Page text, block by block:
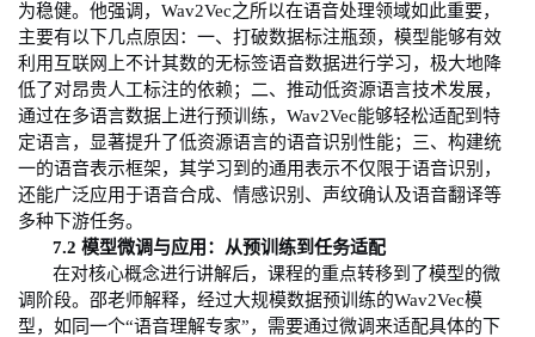
为稳健。他强调， Wav2Vec之所以在语音处理领域如此重要，
主要有以下几点原因：一、 打破数据标注瓶颈， 模型能够有效
利用互联网上不计其数的无标签语音数据进行学习，极大地降
低了对昂贵人工标注的依赖； 二、 推动低资源语言技术发展，
通过在多语言数据上进行预训练， Wav2Vec能够轻松适配到特
定语言，显著提升了低资源语言的语音识别性能； 三、 构建统
一的语音表示框架， 其学习到的通用表示不仅限于语音识别，
还能广泛应用于语音合成、情感识别、声纹确认及语音翻译等
多种下游任务。
7.2 模型微调与应用：从预训练到任务适配
在对核心概念进行讲解后，课程的重点转移到了模型的微
调阶段。邵老师解释，经过大规模数据预训练的Wav2Vec模
型，如同一个“语音理解专家”，需要通过微调来适配具体的下